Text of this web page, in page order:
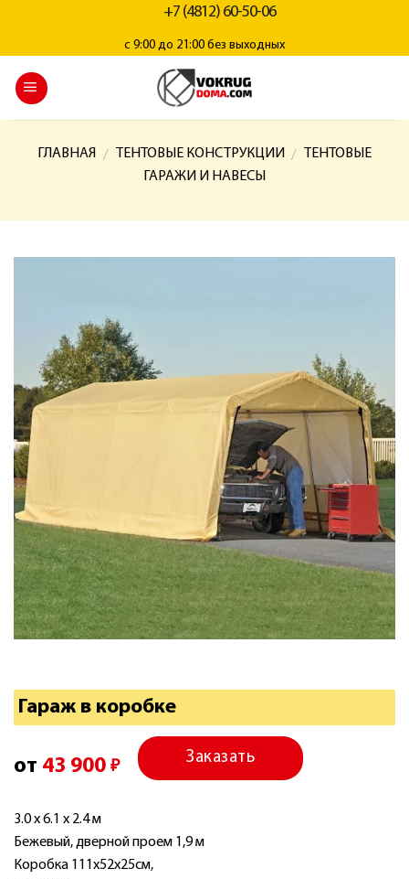
+7 (4812) 60-50-06
с 9:00 до 21:00 без выходных
ГЛАВНАЯ / ТЕНТОВЫЕ КОНСТРУКЦИИ /
ТЕНТОВЫЕ
ГАРАЖИ И НАВЕСЫ
Гараж в коробке
от 43 900 ₽
Заказать
3.0 x 6.1 x 2.4 м
Бежевый, дверной проем 1,9 м
Коробка 111х52х25см,